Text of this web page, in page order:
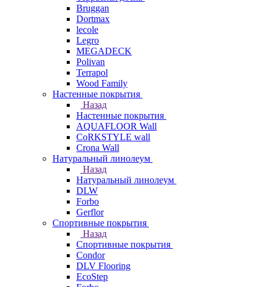
Bruggan
Dortmax
lecole
Legro
MEGADECK
Polivan
Terrapol
Wood Family
Настенные покрытия
Назад
Настенные покрытия
AQUAFLOOR Wall
CoRKSTYLE wall
Crona Wall
Натуральный линолеум
Назад
Натуральный линолеум
DLW
Forbo
Gerflor
Спортивные покрытия
Назад
Спортивные покрытия
Condor
DLV Flooring
EcoStep